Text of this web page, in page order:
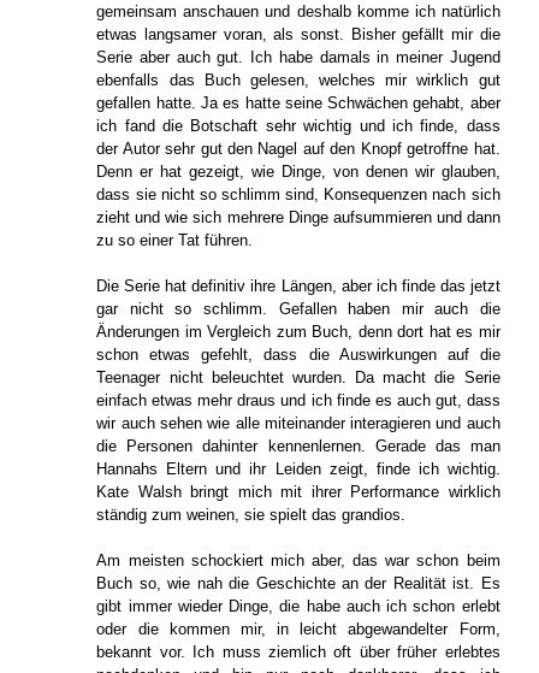
gemeinsam anschauen und deshalb komme ich natürlich
etwas langsamer voran, als sonst. Bisher gefällt mir die
Serie aber auch gut. Ich habe damals in meiner Jugend
ebenfalls das Buch gelesen, welches mir wirklich gut
gefallen hatte. Ja es hatte seine Schwächen gehabt, aber
ich fand die Botschaft sehr wichtig und ich finde, dass
der Autor sehr gut den Nagel auf den Knopf getroffne hat.
Denn er hat gezeigt, wie Dinge, von denen wir glauben,
dass sie nicht so schlimm sind, Konsequenzen nach sich
zieht und wie sich mehrere Dinge aufsummieren und dann
zu so einer Tat führen.
Die Serie hat definitiv ihre Längen, aber ich finde das jetzt
gar nicht so schlimm. Gefallen haben mir auch die
Änderungen im Vergleich zum Buch, denn dort hat es mir
schon etwas gefehlt, dass die Auswirkungen auf die
Teenager nicht beleuchtet wurden. Da macht die Serie
einfach etwas mehr draus und ich finde es auch gut, dass
wir auch sehen wie alle miteinander interagieren und auch
die Personen dahinter kennenlernen. Gerade das man
Hannahs Eltern und ihr Leiden zeigt, finde ich wichtig.
Kate Walsh bringt mich mit ihrer Performance wirklich
ständig zum weinen, sie spielt das grandios.
Am meisten schockiert mich aber, das war schon beim
Buch so, wie nah die Geschichte an der Realität ist. Es
gibt immer wieder Dinge, die habe auch ich schon erlebt
oder die kommen mir, in leicht abgewandelter Form,
bekannt vor. Ich muss ziemlich oft über früher erlebtes